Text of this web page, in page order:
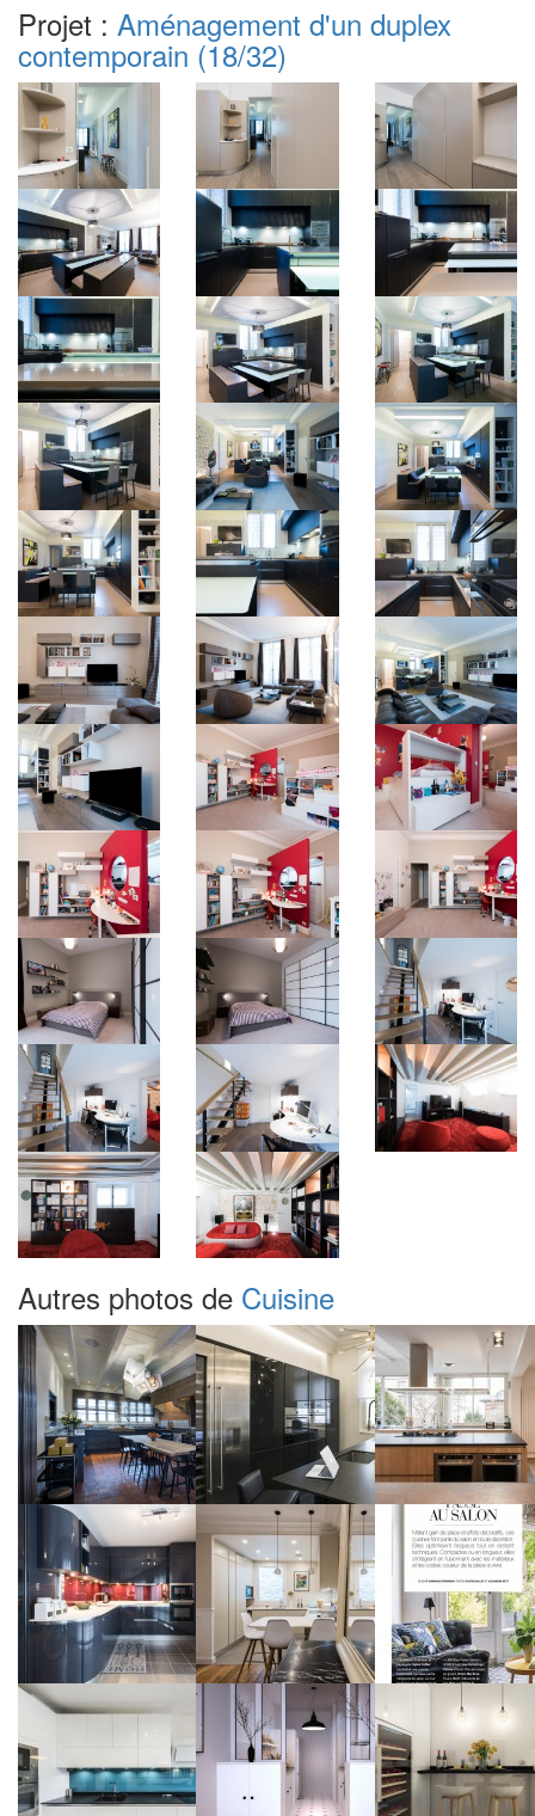
Projet : Aménagement d'un duplex
contemporain (18/32)
Autres photos de Cuisine